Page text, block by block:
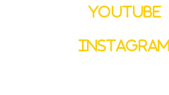
YouTube
Instagram